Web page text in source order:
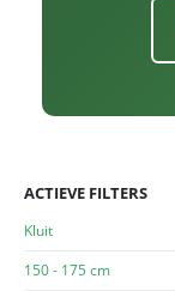
ACTIEVE FILTERS
Kluit
150 - 175 cm